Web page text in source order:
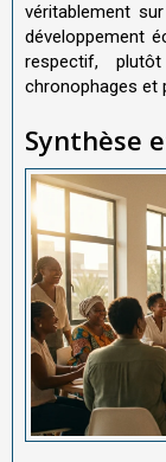
véritablement
développement
respectif,
chronophages et
Synthèse